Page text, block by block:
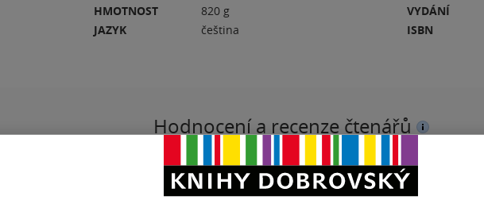
HMOTNOST
820 g
JAZYK
čeština
VYDÁNÍ
ISBN
Hodnocení a recenze čtenářů
PŘIDEJTE SVÉ HODNOCENÍ KNIHY